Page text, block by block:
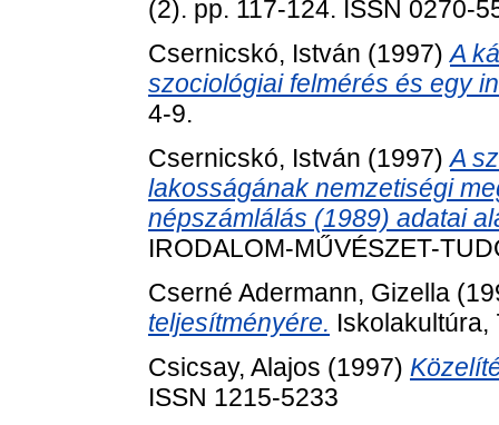
(2). pp. 117-124. ISSN 0270-
Csernicskó, István (1997)A
szociológiai felmérés és egy
4-9.
Csernicskó, István (1997)A
lakosságának nemzetiségi
népszámlálás (1989) adatai
IRODALOM-MŰVÉSZET-
Cserné Adermann, Gizella
teljesítményére. Iskolakultúra,
Csicsay, Alajos (1997)
ISSN 1215-5233